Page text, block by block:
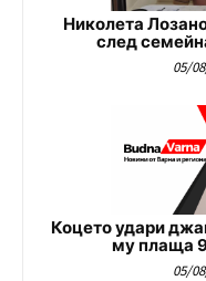
Николета
след
05/
Коцето удари
му плаща
05/